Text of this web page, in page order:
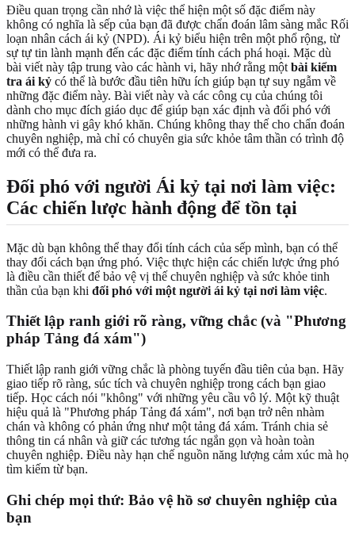
Điều quan trọng cần nhớ là việc thể hiện một số đặc điểm này
không có nghĩa là sếp của bạn đã được chẩn đoán lâm sàng mắc Rối
loạn nhân cách ái kỷ (NPD). Ái kỷ biểu hiện trên một phổ rộng, từ
sự tự tin lành mạnh đến các đặc điểm tính cách phá hoại. Mặc dù
bài viết này tập trung vào các hành vi, hãy nhớ rằng một bài kiểm
tra ái kỷ có thể là bước đầu tiên hữu ích giúp bạn tự suy ngẫm về
những đặc điểm này. Bài viết này và các công cụ của chúng tôi
dành cho mục đích giáo dục để giúp bạn xác định và đối phó với
những hành vi gây khó khăn. Chúng không thay thế cho chẩn đoán
chuyên nghiệp, mà chỉ có chuyên gia sức khỏe tâm thần có trình độ
mới có thể đưa ra.
Đối phó với người Ái kỷ tại nơi làm việc:
Các chiến lược hành động để tồn tại
Mặc dù bạn không thể thay đổi tính cách của sếp mình, bạn có thể
thay đổi cách bạn ứng phó. Việc thực hiện các chiến lược ứng phó
là điều cần thiết để bảo vệ vị thế chuyên nghiệp và sức khỏe tinh
thần của bạn khi đối phó với một người ái kỷ tại nơi làm việc.
Thiết lập ranh giới rõ ràng, vững chắc (và "Phương
pháp Tảng đá xám")
Thiết lập ranh giới vững chắc là phòng tuyến đầu tiên của bạn. Hãy
giao tiếp rõ ràng, súc tích và chuyên nghiệp trong cách bạn giao
tiếp. Học cách nói "không" với những yêu cầu vô lý. Một kỹ thuật
hiệu quả là "Phương pháp Tảng đá xám", nơi bạn trở nên nhàm
chán và không có phản ứng như một tảng đá xám. Tránh chia sẻ
thông tin cá nhân và giữ các tương tác ngắn gọn và hoàn toàn
chuyên nghiệp. Điều này hạn chế nguồn năng lượng cảm xúc mà họ
tìm kiếm từ bạn.
Ghi chép mọi thứ: Bảo vệ hồ sơ chuyên nghiệp của
bạn